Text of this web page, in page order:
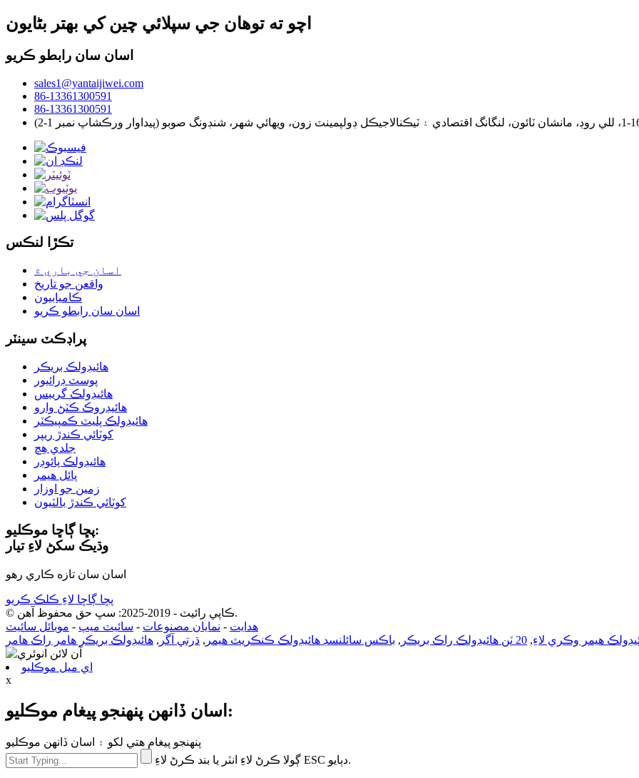
اچو ته توهان جي سپلائي چين کي بهتر بڻايون
اسان سان رابطو ڪريو
sales1@yantaijiwei.com
86-13361300591
86-13361300591
تڪڙا لنڪس
اسان جي باري ۾
واقعن جو تاريخ
ڪاميابيون
اسان سان رابطو ڪريو
پراڊڪٽ سينٽر
هائيڊولڪ بريڪر
پوسٽ ڊرائيور
هائيڊولڪ گريبس
هائيڊروڪ ڪٽڻ وارو
هائيڊولڪ پليٽ ڪمپيڪٽر
کوٽائي ڪندڙ ريپر
جلدي هِچ
هائيڊولڪ پائوڊر
پائل هيمر
زمين جو اوزار
کوٽائي ڪندڙ بالٽيون
پڇا ڳاڇا موڪليو:
وڌيڪ سکڻ لاءِ تيار
اسان سان تازه ڪاري رهو
پڇا ڳاڇا لاءِ ڪلڪ ڪريو
© ڪاپي رائيٽ - 2019-2025: سڀ حق محفوظ آهن.
ھدايت - نمايان مصنوعات - سائيٽ ميپ - موبائل سائيٽ
هيمر وڪري لاءِ, 20 ٽن هائيڊولڪ راڪ بريڪر , باڪس سائلنسڊ هائيڊولڪ ڪنڪريٽ هيمر , ڌرتي آگر , هائيڊولڪ بريڪر هامر راڪ هامر
اي ميل موڪليو
x
اسان ڏانهن پنهنجو پيغام موڪليو:
پنهنجو پيغام هتي لکو ۽ اسان ڏانهن موڪليو
ڳولا ڪرڻ لاءِ انٽر يا بند ڪرڻ لاءِ ESC دٻايو.